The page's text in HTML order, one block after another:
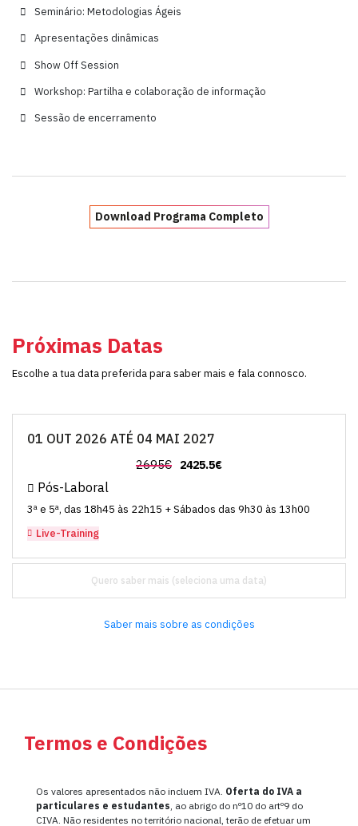
Seminário: Metodologias Ágeis
Apresentações dinâmicas
Show Off Session
Workshop: Partilha e colaboração de informação
Sessão de encerramento
Download Programa Completo
Próximas Datas
Escolhe a tua data preferida para saber mais e fala connosco.
01 OUT 2026 ATÉ 04 MAI 2027
2695€ 2425.5€
Pós-Laboral
3ª e 5ª, das 18h45 às 22h15 + Sábados das 9h30 às 13h00
Live-Training
Quero saber mais
Saber mais sobre as condições
Termos e Condições
Os valores apresentados não incluem IVA. Oferta do IVA a
particulares e estudantes , ao abrigo do nº10 do artº9 do
CIVA. Não residentes no território nacional, terão de efetuar um